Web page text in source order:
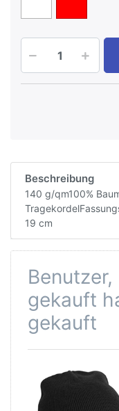
Beschreibung
140 g/qm100%
19 cm
gekauft
gekauft